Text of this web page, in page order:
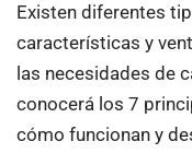
Existen diferentes
características y
las necesidades de
conocerá los 7
cómo funcionan y